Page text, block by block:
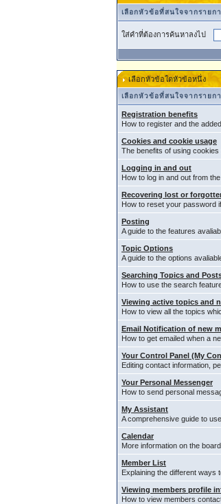
เลือกหัวข้อที่สนใจจากรายก
ใส่คำที่ต้องการค้นหาลงไป
เลือกหัวข้อใดหัวข้อหนึ่ง
เลือกหัวข้อที่สนใจจากรายก
Registration benefits
How to register and the
Cookies and cookie usage
The benefits of using
Logging in and out
How to log in and out from
Recovering lost or
How to reset your password
Posting
A guide to the features
Topic Options
A guide to the options
Searching Topics and
How to use the search
Viewing active topics and
How to view all the topics
Email Notification of new
How to get emailed when a
Your Control Panel (My
Editing contact information,
Your Personal Messenger
How to send personal
My Assistant
A comprehensive guide to
Calendar
More information on the
Member List
Explaining the different ways
Viewing members profile
How to view members